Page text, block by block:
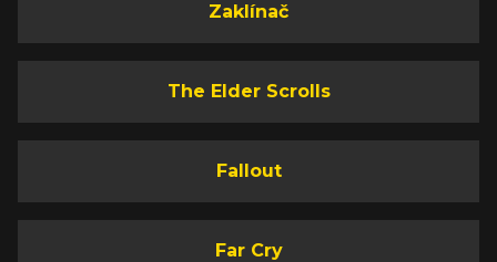
Zaklínač
The Elder Scrolls
Fallout
Far Cry